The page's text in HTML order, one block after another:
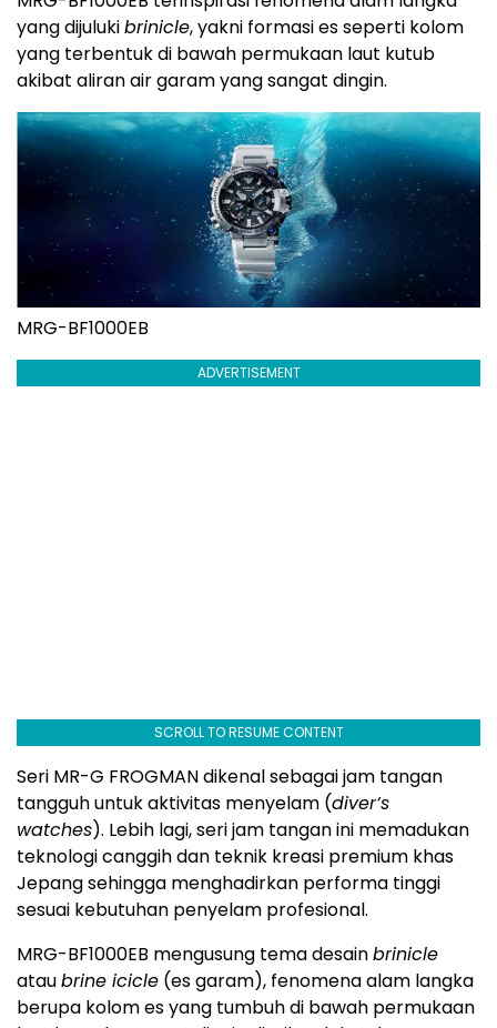
yang dijulukibrinicle, yakni formasi es seperti kolom
yang terbentuk di bawah permukaan laut kutub
akibat aliran air garam yang sangat dingin.
MRG-BF1000EB
ADVERTISEMENT
SCROLL TO RESUME CONTENT
Seri MR-G FROGMAN dikenal sebagai jam tangan
tangguh untuk aktivitas menyelam (diver’s
watches). Lebih lagi, seri jam tangan ini memadukan
teknologi canggih dan teknik kreasi premium khas
Jepang sehingga menghadirkan performa tinggi
sesuai kebutuhan penyelam profesional.
MRG-BF1000EB mengusung tema desainbrinicle
ataubrine icicle (es garam), fenomena alam langka
berupa kolom es yang tumbuh di bawah permukaan